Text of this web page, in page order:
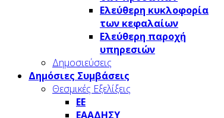
Ελεύθερη κυκλοφορία
των κεφαλαίων
Ελεύθερη παροχή
υπηρεσιών
Δημοσιεύσεις
Δημόσιες Συμβάσεις
Θεσμικές Εξελίξεις
ΕΕ
ΕΑΑΔΗΣΥ